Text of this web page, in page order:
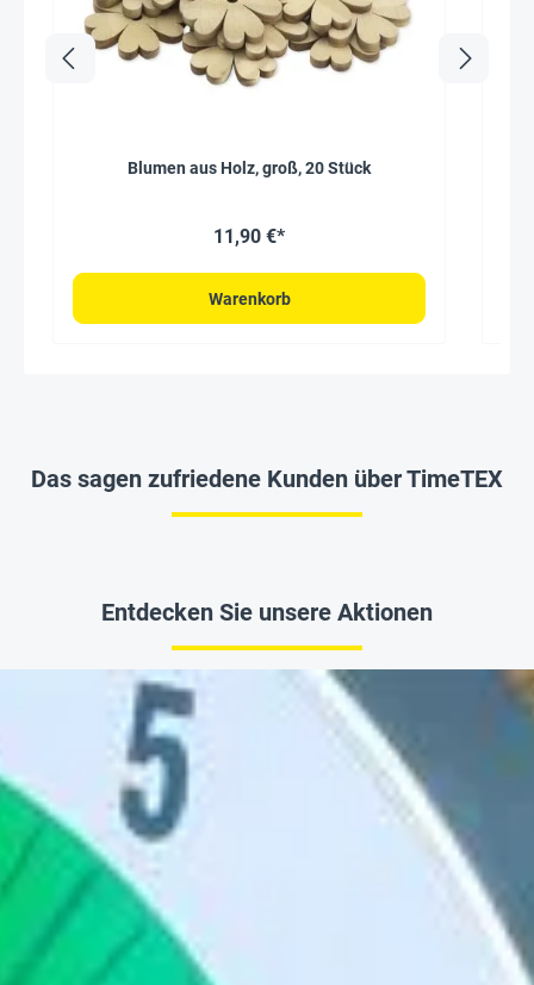
Blumen aus Holz, groß, 20 Stück
11,90 €*
Warenkorb
Das sagen zufriedene Kunden über TimeTEX
Entdecken Sie unsere Aktionen